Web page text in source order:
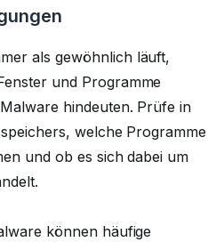
als gewöhnlich läuft,
und Programme
hindeuten. Prüfe in
welche Programme
und ob es sich dabei um
können häufige